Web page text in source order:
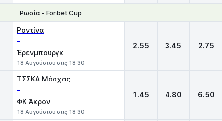
Ρωσία - Fonbet Cup
Ροντίνα
-
Έρενμπουργκ
18 Αυγούστου στις 18:30
2.55 3.45 2.75
ΤΣΣΚΑ Μόσχας
-
ΦΚ Άκρον
18 Αυγούστου στις 18:30
1.45 4.80 6.50